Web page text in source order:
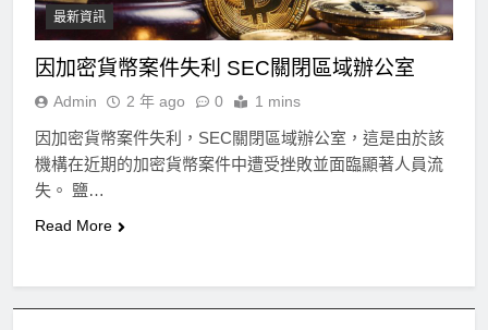
最新資訊
因加密貨幣案件失利 SEC關閉區域辦公室
Admin 2 年 ago 0 1 mins
因加密貨幣案件失利，SEC關閉區域辦公室，這是由於該
機構在近期的加密貨幣案件中遭受挫敗並面臨顯著人員流
失。 鹽…
Read More